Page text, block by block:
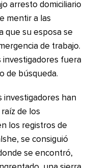
arresto domiciliario
mentir a las
que su esposa se
de trabajo.
investigadores fuera
de búsqueda.
investigadores han
de los
los registros de
se consiguió
se encontró,